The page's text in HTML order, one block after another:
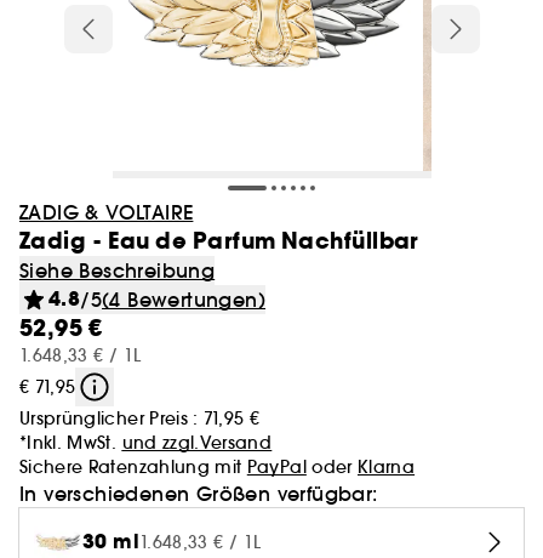
ZADIG & VOLTAIRE
Zadig - Eau de Parfum Nachfüllbar
Siehe Beschreibung
4.8/5(4 Bewertungen)
52,95 €
1.648,33 € / 1L
€ 71,95
Ursprünglicher Preis : 71,95 €
*Inkl. MwSt. und zzgl.Versand
Sichere Ratenzahlung mit PayPaloder Klarna
In verschiedenen Größen verfügbar:
30 ml1.648,33 € / 1L